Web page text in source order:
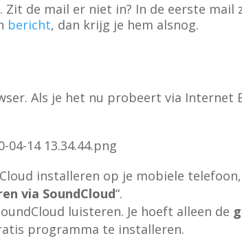
de mail er niet in? In de eerste
bericht, dan krijg je hem alsnog.
Als je het nu probeert via Internet
installeren op je mobiele
via SoundCloud“.
luisteren. Je hoeft alleen de
programma te installeren.